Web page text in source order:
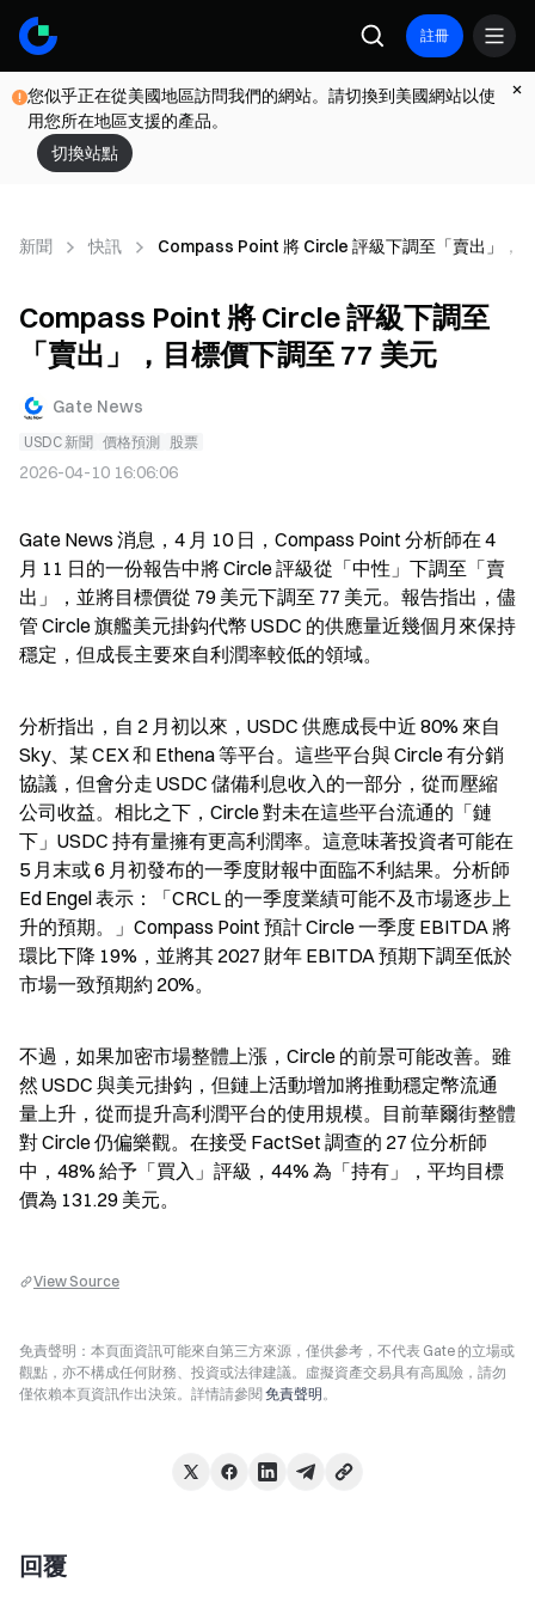
註冊
您似乎正在從美國地區訪問我們的網站。請切換到美國網站以使
用您所在地區支援的產品。
切換站點
新聞 快訊 Compass Point 將 Circle 評級下調至「賣出」，
Compass Point 將 Circle 評級下調至
「賣出」，目標價下調至 77 美元
Gate News
USDC 新聞 價格預測 股票
2026-04-10 16:06:06
Gate News 消息，4 月 10 日，Compass Point 分析師在 4
月 11 日的一份報告中將 Circle 評級從「中性」下調至「賣
出」，並將目標價從 79 美元下調至 77 美元。報告指出，儘
管 Circle 旗艦美元掛鈎代幣 USDC 的供應量近幾個月來保持
穩定，但成長主要來自利潤率較低的領域。
分析指出，自 2 月初以來，USDC 供應成長中近 80% 來自
Sky、某 CEX 和 Ethena 等平台。這些平台與 Circle 有分銷
協議，但會分走 USDC 儲備利息收入的一部分，從而壓縮
公司收益。相比之下，Circle 對未在這些平台流通的「鏈
下」USDC 持有量擁有更高利潤率。這意味著投資者可能在
5 月末或 6 月初發布的一季度財報中面臨不利結果。分析師
Ed Engel 表示：「CRCL 的一季度業績可能不及市場逐步上
升的預期。」Compass Point 預計 Circle 一季度 EBITDA 將
環比下降 19%，並將其 2027 財年 EBITDA 預期下調至低於
市場一致預期約 20%。
不過，如果加密市場整體上漲，Circle 的前景可能改善。雖
然 USDC 與美元掛鈎，但鏈上活動增加將推動穩定幣流通
量上升，從而提升高利潤平台的使用規模。目前華爾街整體
對 Circle 仍偏樂觀。在接受 FactSet 調查的 27 位分析師
中，48% 給予「買入」評級，44% 為「持有」，平均目標
價為 131.29 美元。
View Source
免責聲明：本頁面資訊可能來自第三方來源，僅供參考，不代表 Gate 的立場或
觀點，亦不構成任何財務、投資或法律建議。虛擬資產交易具有高風險，請勿
僅依賴本頁資訊作出決策。詳情請參閱 免責聲明。
回覆